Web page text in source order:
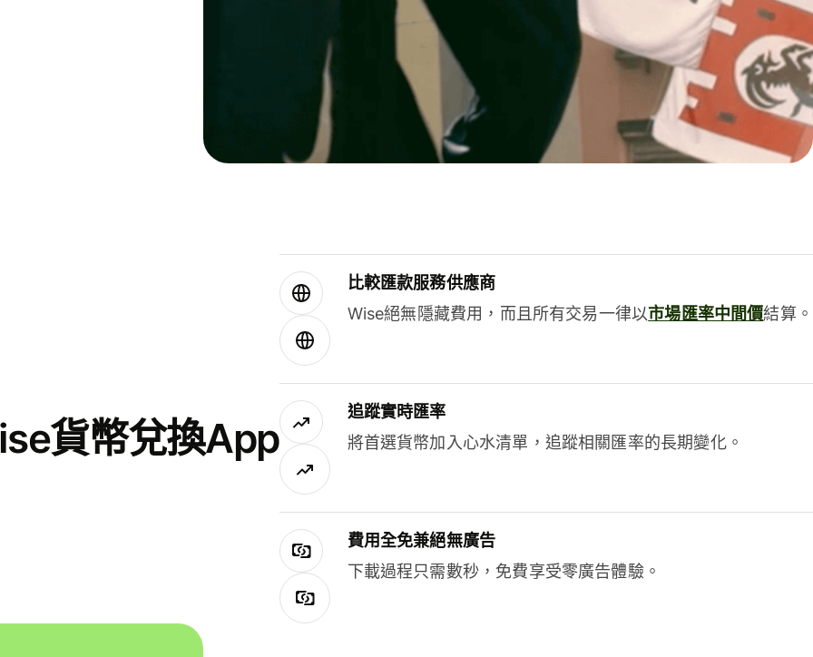
貨幣兌換App
比較匯款服務供應商
Wise絕無隱藏費用，而且所有交易一律以市場匯率中間價結算。
追蹤實時匯率
將首選貨幣加入心水清單，追蹤相關匯率的長期變化。
費用全免兼絕無廣告
下載過程只需數秒，免費享受零廣告體驗。